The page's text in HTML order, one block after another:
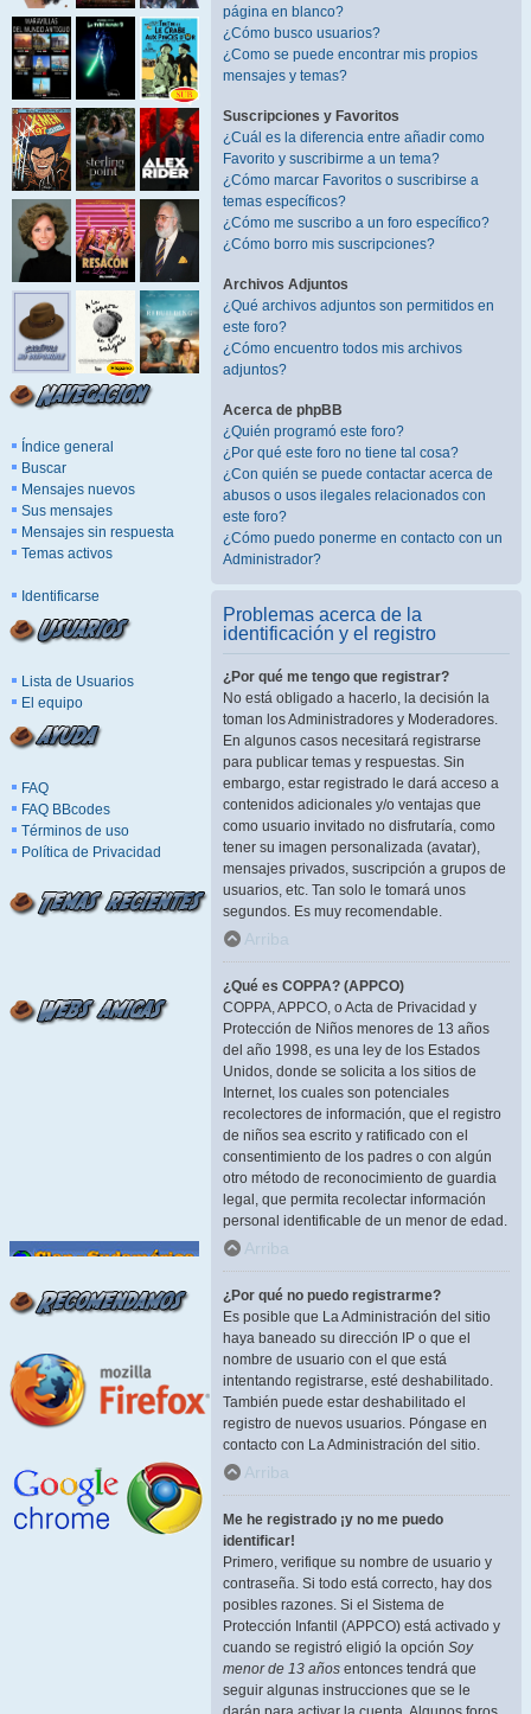
Índice general
Buscar
Mensajes nuevos
Sus mensajes
Mensajes sin respuesta
Temas activos
Identificarse
Lista de Usuarios
El equipo
FAQ
FAQ BBcodes
Términos de uso
Política de Privacidad
página en blanco?
¿Cómo busco usuarios?
¿Como se puede encontrar mis propios
mensajes y temas?
Suscripciones y Favoritos
¿Cuál es la diferencia entre añadir como
Favorito y suscribirme a un tema?
¿Cómo marcar Favoritos o suscribirse a
temas específicos?
¿Cómo me suscribo a un foro específico?
¿Cómo borro mis suscripciones?
Archivos Adjuntos
¿Qué archivos adjuntos son permitidos en
este foro?
¿Cómo encuentro todos mis archivos
adjuntos?
Acerca de phpBB
¿Quién programó este foro?
¿Por qué este foro no tiene tal cosa?
¿Con quién se puede contactar acerca de
abusos o usos ilegales relacionados con
este foro?
¿Cómo puedo ponerme en contacto con un
Administrador?
Problemas acerca de la
identificación y el registro
¿Por qué me tengo que registrar?
No está obligado a hacerlo, la decisión la
toman los Administradores y Moderadores.
En algunos casos necesitará registrarse
para publicar temas y respuestas. Sin
embargo, estar registrado le dará acceso a
contenidos adicionales y/o ventajas que
como usuario invitado no disfrutaría, como
tener su imagen personalizada (avatar),
mensajes privados, suscripción a grupos de
usuarios, etc. Tan solo le tomará unos
segundos. Es muy recomendable.
Arriba
¿Qué es COPPA? (APPCO)
COPPA, APPCO, o Acta de Privacidad y
Protección de Niños menores de 13 años
del año 1998, es una ley de los Estados
Unidos, donde se solicita a los sitios de
Internet, los cuales son potenciales
recolectores de información, que el registro
de niños sea escrito y ratificado con el
consentimiento de los padres o con algún
otro método de reconocimiento de guardia
legal, que permita recolectar información
personal identificable de un menor de edad.
Arriba
¿Por qué no puedo registrarme?
Es posible que La Administración del sitio
haya baneado su dirección IP o que el
nombre de usuario con el que está
intentando registrarse, esté deshabilitado.
También puede estar deshabilitado el
registro de nuevos usuarios. Póngase en
contacto con La Administración del sitio.
Arriba
Me he registrado ¡y no me puedo
identificar!
Primero, verifique su nombre de usuario y
contraseña. Si todo está correcto, hay dos
posibles razones. Si el Sistema de
Protección Infantil (APPCO) está activado y
cuando se registró eligió la opción Soy
menor de 13 años entonces tendrá que
seguir algunas instrucciones que se le